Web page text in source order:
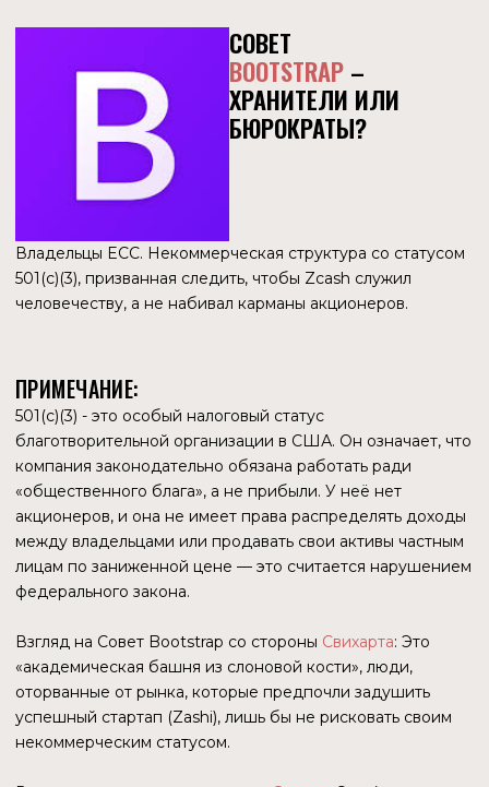
СУТЬ СПОРА: 501(C)(3)
ПРОТИВ СТАРТАПА
Здесь столкнулись две вселенные.
Для него и команды разработчиков Совет Bootstrap
превратился в «собаку на сене». Они видели уникальное
рыночное окно: ZEC растет, институционалы идут,
продукт приносит прибыль. Свихарт считал, что спасает
проект, выводя его из-под неповоротливого управления
бюрократы душат инновации ради соблюдения
формальностей.
Позиция Совета Bootstrap:
Для Совета, юридически ответственного
за некоммерческую организацию, предложенная сделка
выглядела как рейдерский захват.
Конфликт интересов. Свихарт выступал продавцом
(как глава ECC) и покупателем (как глава новой
компании) одновременно.
Занижение стоимости. Продать актив, приносящий
по рассрочке) — это прямое нарушение
фидуциарных обязанностей. Налоговая служба США
(IRS) расценила бы это как вывод благотворительных
средств в частные карманы, что грозило бы
уголовными делами и отзывом статуса.
Цитата Совета: «Срочность не оправдывает